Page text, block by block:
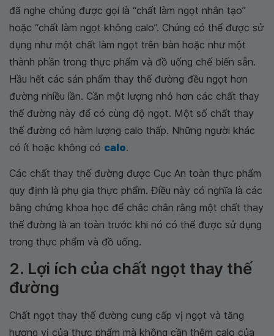
đã nghe chúng được gọi là “chất làm ngọt nhân tạo”
hoặc “chất làm ngọt không calo”. Chúng có thể được sử
dụng như một chất làm ngọt trên bàn hoặc như một
thành phần trong thực phẩm và đồ uống chế biến sẵn.
Hầu hết các sản phẩm thay thế đường đều ngọt hơn
đường nhiều lần. Cần một lượng nhỏ hơn các chất thay
thế đường này để có cùng độ ngọt. Một số chất thay
thế đường có hàm lượng calo thấp. Những người khác
có ít hoặc không có calo.
Các chất thay thế đường được Cục An toàn thực phẩm
quy định là phụ gia thực phẩm. Điều này có nghĩa là các
bằng chứng khoa học để chắc chắn rằng một chất thay
thế đường là an toàn trước khi nó có thể được sử dụng
trong thực phẩm và đồ uống.
2. Lợi ích của chất ngọt thay thế
đường
Chất ngọt thay thế đường cung cấp vị ngọt và tăng
hương vị của thực phẩm mà không cần thêm calo của